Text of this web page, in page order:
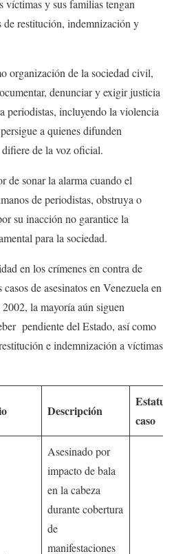
víctimas y sus familias tengan
de restitución, indemnización y
organización de la sociedad civil,
denunciar y exigir justicia
periodistas, incluyendo la violencia
a quienes difunden
de la voz oficial.
de sonar la alarma cuando el
de periodistas, obstruya o
su inacción no garantice la
para la sociedad.
en los crímenes en contra de
de asesinatos en Venezuela en
la mayoría aún siguen
pendiente del Estado, así como
e indemnización a víctimas
Descripción
Estatus
caso
Asesinado por
impacto de bala
en la cabeza
durante cobertura
de
manifestaciones